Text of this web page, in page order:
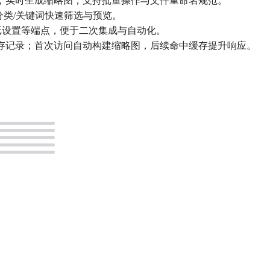
/关键词快速筛选与预览。
置等端点，便于二次集成与自动化。
录；首次访问自动构建缩略图，后续命中缓存提升响应。